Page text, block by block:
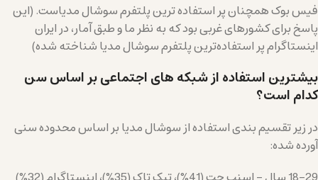
فیس بوک همچنان پر استفاده ترین پلتفرم سوشال مدیاست. (این
پاسخ برای کشورهای غربی بود که به نظر ما و طبق آمار، در ایران
اینستاگرام پر استفاده‌ترین پلتفرم سوشال مدیا شناخته شده)
بیشترین استفاده از شبکه های اجتماعی بر اساس سن
کدام است؟
در زیر تقسیم بندی استفاده از سوشال مدیا بر اساس محدوده سنی
آورده شده: